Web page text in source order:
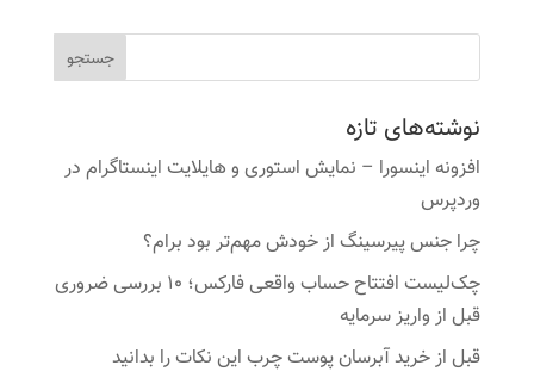
نوشته‌های تازه
افزونه اینسورا – نمایش استوری و هایلایت اینستاگرام در
وردپرس
چرا جنس پیرسینگ از خودش مهم‌تر بود برام؟
چک‌لیست افتتاح حساب واقعی فارکس؛ ۱۰ بررسی ضروری
قبل از واریز سرمایه
قبل از خرید آبرسان پوست چرب این نکات را بدانید